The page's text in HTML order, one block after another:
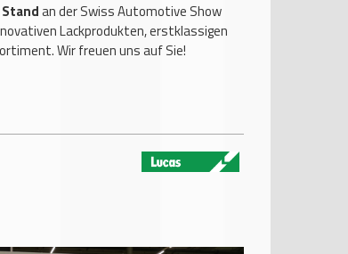
an der Swiss Automotive Show
Lackprodukten, erstklassigen
Wir freuen uns auf Sie!